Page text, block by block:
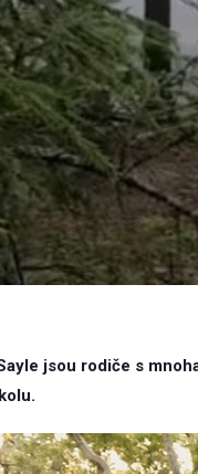
jsou rodiče s